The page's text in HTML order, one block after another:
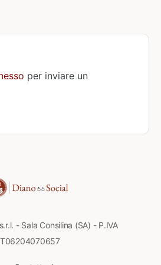
per inviare un
- Sala Consilina (SA) - P.IVA